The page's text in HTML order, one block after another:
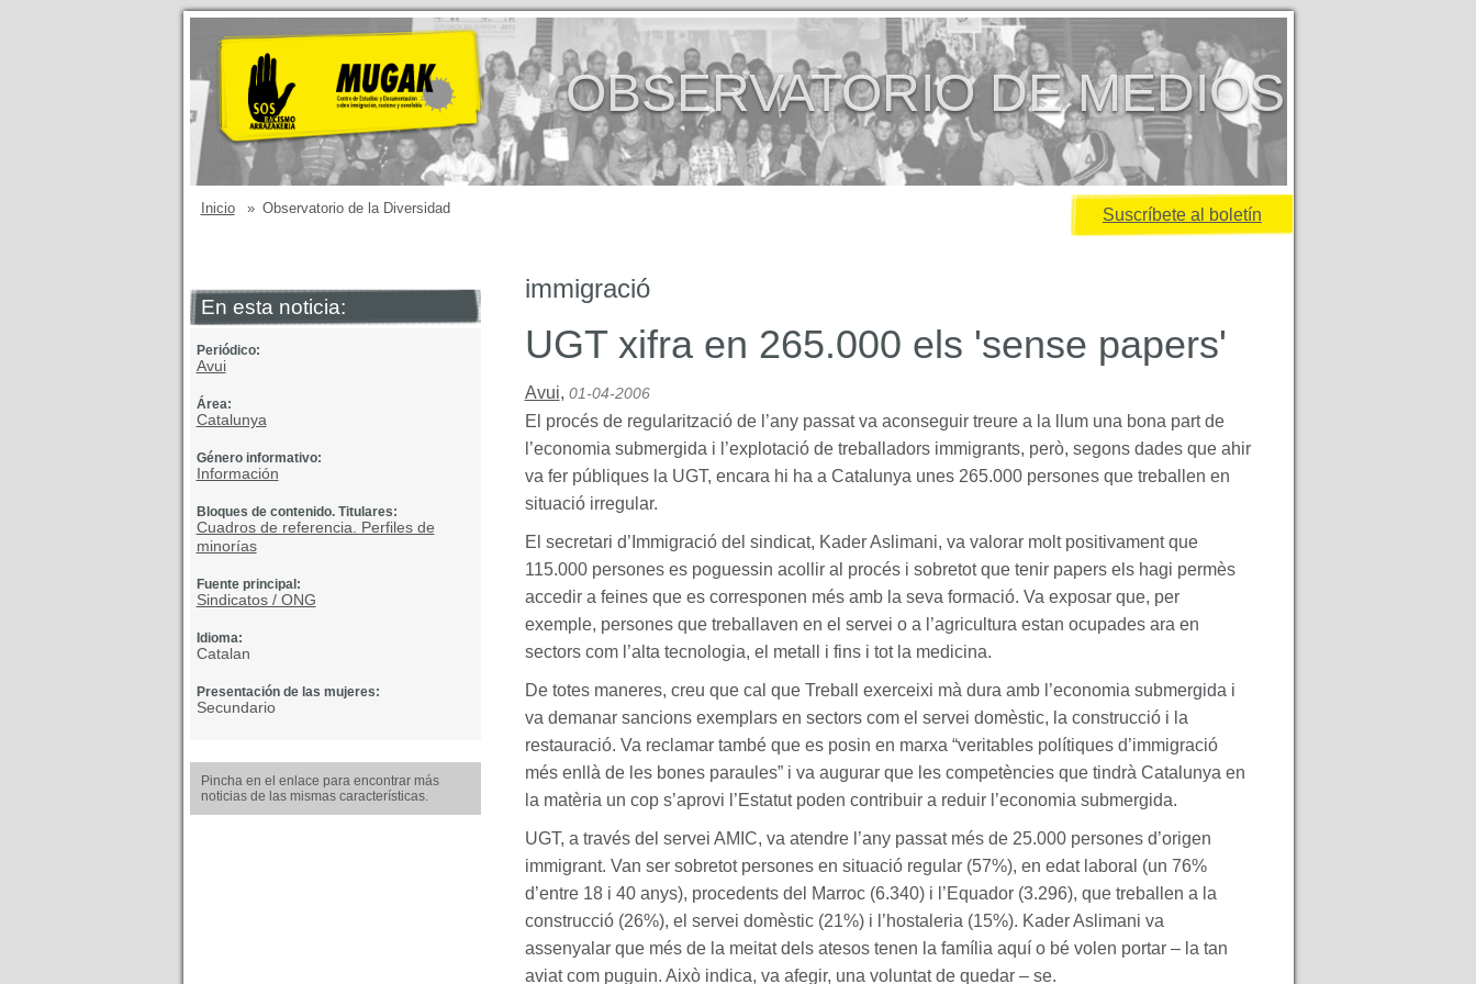
OBSERVATORIO DE MEDIOS
Inicio » Observatorio de la Diversidad Suscríbete al boletín
En esta noticia:
Periódico:
Avui
Área:
Catalunya
Género informativo:
Información
Bloques de contenido. Titulares:
Cuadros de referencia. Perfiles de
minorías
Fuente principal:
Sindicatos / ONG
Idioma:
Catalan
Presentación de las mujeres:
Secundario
Pincha en el enlace para encontrar más
noticias de las mismas características.
immigració
UGT xifra en 265.000 els 'sense papers'
Avui, 01-04-2006
El procés de regularització de l’any passat va aconseguir treure a la llum una bona part de
l’economia submergida i l’explotació de treballadors immigrants, però, segons dades que ahir
va fer públiques la UGT, encara hi ha a Catalunya unes 265.000 persones que treballen en
situació irregular.
El secretari d’Immigració del sindicat, Kader Aslimani, va valorar molt positivament que
115.000 persones es poguessin acollir al procés i sobretot que tenir papers els hagi permès
accedir a feines que es corresponen més amb la seva formació. Va exposar que, per
exemple, persones que treballaven en el servei o a l’agricultura estan ocupades ara en
sectors com l’alta tecnologia, el metall i fins i tot la medicina.
De totes maneres, creu que cal que Treball exerceixi mà dura amb l’economia submergida i
va demanar sancions exemplars en sectors com el servei domèstic, la construcció i la
restauració. Va reclamar també que es posin en marxa “veritables polítiques d’immigració
més enllà de les bones paraules” i va augurar que les competències que tindrà Catalunya en
la matèria un cop s’aprovi l’Estatut poden contribuir a reduir l’economia submergida.
UGT, a través del servei AMIC, va atendre l’any passat més de 25.000 persones d’origen
immigrant. Van ser sobretot persones en situació regular (57%), en edat laboral (un 76%
d’entre 18 i 40 anys), procedents del Marroc (6.340) i l’Equador (3.296), que treballen a la
construcció (26%), el servei domèstic (21%) i l’hostaleria (15%). Kader Aslimani va
assenyalar que més de la meitat dels atesos tenen la família aquí o bé volen portar – la tan
aviat com puguin. Això indica, va afegir, una voluntat de quedar – se.